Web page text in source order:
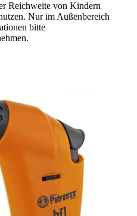
Reichweite von Kindern
Nur im Außenbereich
bitte